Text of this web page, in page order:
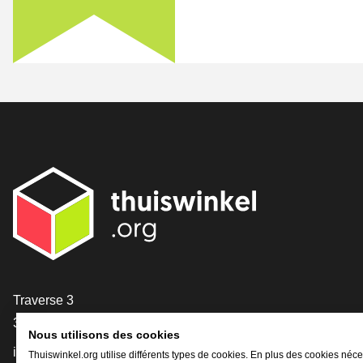
[_General:Contact]
Traverse 3
3905 NL Veenendaal
info@thuiswinkel.org
Nous utilisons des cookies
Thuiswinkel.org utilise différents types de cookies. En plus des cookies